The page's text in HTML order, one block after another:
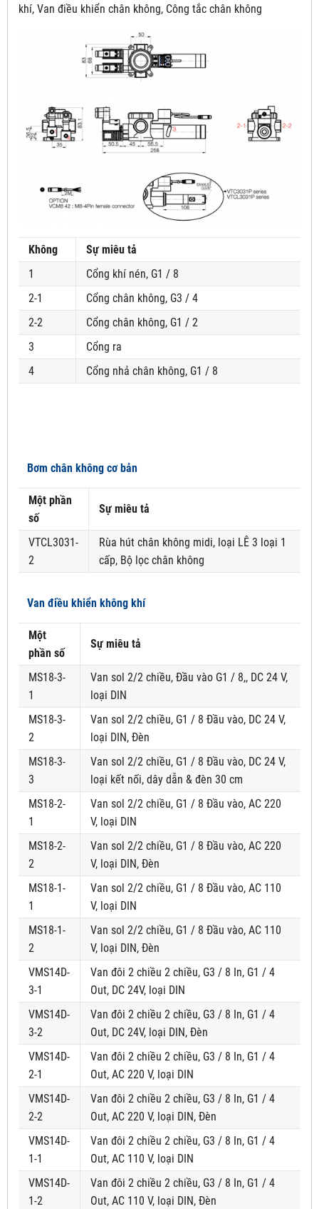
khí, Van điều khiển chân không, Công tắc chân không
Không
Sự miêu tả
1
Cổng khí nén, G1 / 8
2-1
Cổng chân không, G3 / 4
2-2
Cổng chân không, G1 / 2
3
Cổng ra
4
Cổng nhả chân không, G1 / 8
Bơm chân không cơ bản
Một phần
số
Sự miêu tả
VTCL3031-
2
Rùa hút chân không midi, loại LÊ 3 loại 1
cấp, Bộ lọc chân không
Van điều khiển không khí
Một
phần số
Sự miêu tả
MS18-3-
1
Van sol 2/2 chiều, Đầu vào G1 / 8,, DC 24 V,
loại DIN
MS18-3-
2
Van sol 2/2 chiều, G1 / 8 Đầu vào, DC 24 V,
loại DIN, Đèn
MS18-3-
3
Van sol 2/2 chiều, G1 / 8 Đầu vào, DC 24 V,
loại kết nối, dây dẫn & đèn 30 cm
MS18-2-
1
Van sol 2/2 chiều, G1 / 8 Đầu vào, AC 220
V, loại DIN
MS18-2-
2
Van sol 2/2 chiều, G1 / 8 Đầu vào, AC 220
V, loại DIN, Đèn
MS18-1-
1
Van sol 2/2 chiều, G1 / 8 Đầu vào, AC 110
V, loại DIN
MS18-1-
2
Van sol 2/2 chiều, G1 / 8 Đầu vào, AC 110
V, loại DIN, Đèn
VMS14D-
3-1
Van đôi 2 chiều 2 chiều, G3 / 8 In, G1 / 4
Out, DC 24V, loại DIN
VMS14D-
3-2
Van đôi 2 chiều 2 chiều, G3 / 8 In, G1 / 4
Out, DC 24V, loại DIN, Đèn
VMS14D-
2-1
Van đôi 2 chiều 2 chiều, G3 / 8 In, G1 / 4
Out, AC 220 V, loại DIN
VMS14D-
2-2
Van đôi 2 chiều 2 chiều, G3 / 8 In, G1 / 4
Out, AC 220 V, loại DIN, Đèn
VMS14D-
1-1
Van đôi 2 chiều 2 chiều, G3 / 8 In, G1 / 4
Out, AC 110 V, loại DIN
VMS14D-
1-2
Van đôi 2 chiều 2 chiều, G3 / 8 In, G1 / 4
Out, AC 110 V, loại DIN, Đèn